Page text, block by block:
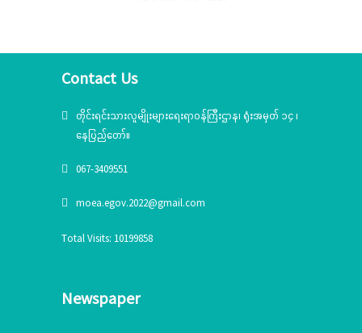
Contact Us
တိုင်းရင်းသားလူမျိုးများရေးရာဝန်ကြီးဌာန၊ ရုံးအမှတ် ၁၄ ၊
နေပြည်တော်။
067-3409551
moea.egov.2022@gmail.com
Total Visits: 10199858
Newspaper